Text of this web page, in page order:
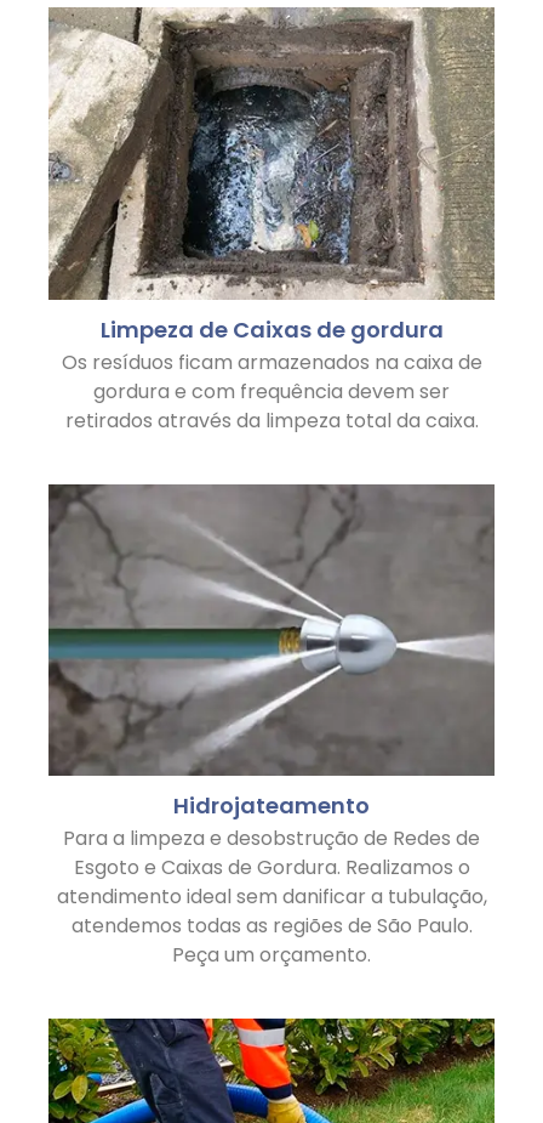
Limpeza de Caixas de gordura
Os resíduos ficam armazenados na caixa de
gordura e com frequência devem ser
retirados através da limpeza total da caixa.
Hidrojateamento
Para a limpeza e desobstrução de Redes de
Esgoto e Caixas de Gordura. Realizamos o
atendimento ideal sem danificar a tubulação,
atendemos todas as regiões de São Paulo.
Peça um orçamento.